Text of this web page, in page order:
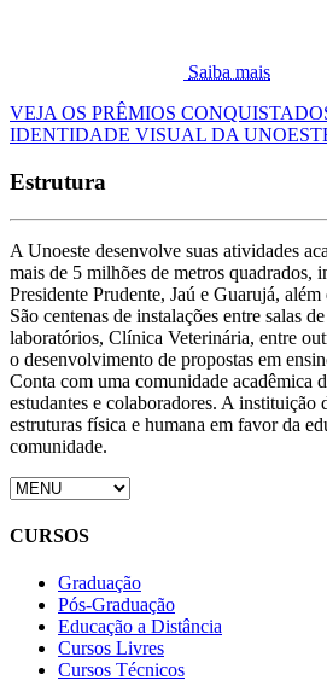
Saiba mais
VEJA OS PRÊMIOS
IDENTIDADE VISUAL DA
Estrutura
A Unoeste desenvolve suas atividades
mais de 5 milhões de metros quadrados,
Presidente Prudente, Jaú e Guarujá, além
São centenas de instalações entre salas
laboratórios, Clínica Veterinária, entre
o desenvolvimento de propostas em
Conta com uma comunidade acadêmica
estudantes e colaboradores. A instituição
estruturas física e humana em favor da
comunidade.
CURSOS
Graduação
Pós-Graduação
Educação a Distância
Cursos Livres
Cursos Técnicos